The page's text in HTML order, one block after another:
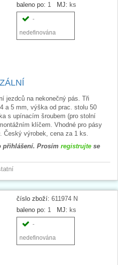
baleno po: 1 MJ: ks
-
nedefinována
jezdců na nekonečný pás. Tři
a 5 mm, výška od prac. stolu 50
s upínacím šroubem (pro stolní
klíčem. Vhodné pro pásy
Český výrobek, cena za 1 ks.
přihlášení. Prosím registrujte se
číslo zboží: 611974 N
baleno po: 1 MJ: ks
-
nedefinována